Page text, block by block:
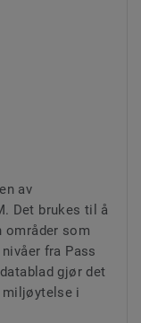
av
Det brukes til å
områder som
fra Pass
gjør det
miljøytelse i